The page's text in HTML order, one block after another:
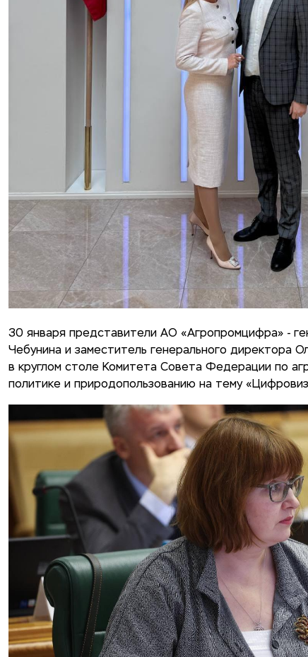
30 января представители АО «Агропромцифра» -
Чебунина и заместитель генерального директора
в круглом столе Комитета Совета Федерации по
политике и природопользованию на тему